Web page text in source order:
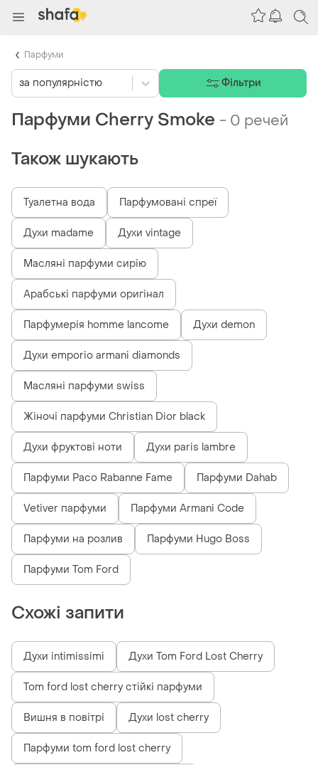
Парфуми Cherry Smoke - 0 речей
Також шукають
Туалетна вода Парфумовані спреї
Духи madame Духи vintage
Масляні парфуми сирію
Арабські парфуми оригінал
Парфумерія homme lancome Духи demon
Духи emporio armani diamonds
Масляні парфуми swiss
Жіночі парфуми Christian Dior black
Духи фруктові ноти Духи paris lambre
Парфуми Paco Rabanne Fame Парфуми Dahab
Vetiver парфуми Парфуми Armani Code
Парфуми на розлив Парфуми Hugo Boss
Парфуми Tom Ford
Схожі запити
Духи intimissimi Духи Tom Ford Lost Cherry
Tom ford lost cherry стійкі парфуми
Вишня в повітрі Духи lost cherry
Парфуми tom ford lost cherry
за популярністю Фільтри
Парфуми